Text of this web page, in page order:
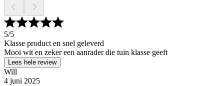
5/5
Klasse product en snel geleverd
Mooi wit en zeker een aanrader die tuin klasse geeft
Lees hele review
Will
4 juni 2025